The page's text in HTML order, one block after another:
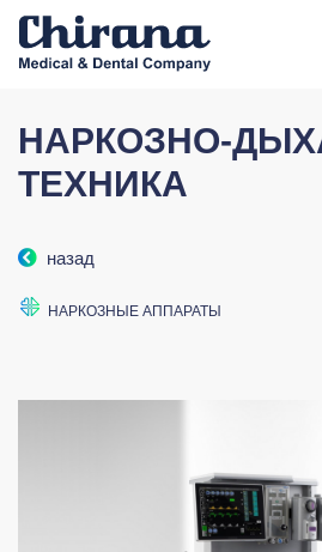
НАРКОЗНО-
ТЕХНИКА
назад
НАРКОЗНЫЕ АППАРАТЫ